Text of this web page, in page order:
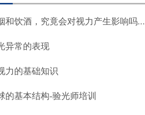
和饮酒，究竟会对视力产生影响吗...
异常的表现
力的基础知识
的基本结构-验光师培训